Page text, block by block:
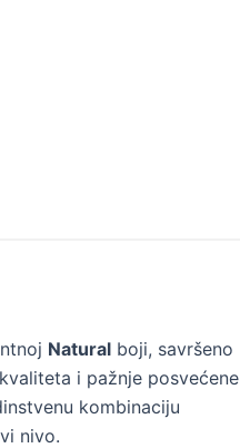
Natural boji, savršeno
i pažnje posvećene
kombinaciju
nivo.